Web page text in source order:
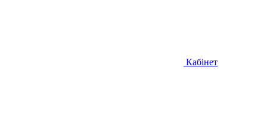
Кабінет